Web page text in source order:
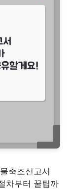
축조신고서
차부터 꿀팁까